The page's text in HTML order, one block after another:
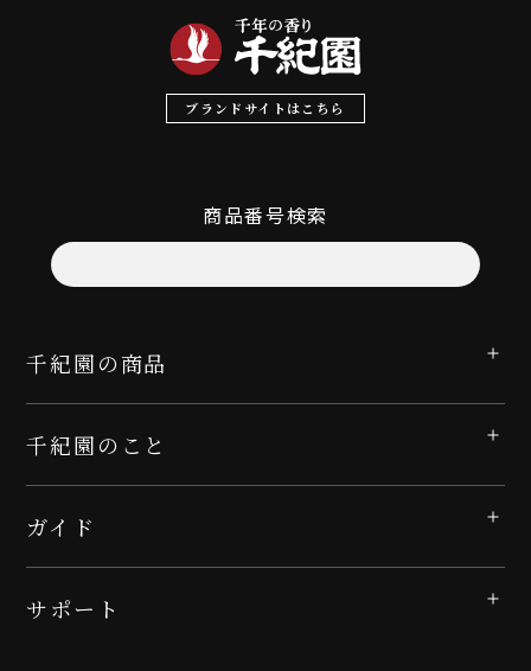
ブランドサイトはこちら
商品番号検索
千紀園の商品
千紀園のこと
ガイド
サポート